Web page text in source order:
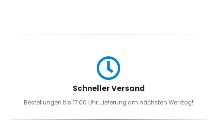
Schneller Versand
Bestellungen bis 17:00 Uhr, Lieferung am nächsten Werktag!